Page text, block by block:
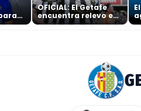
OFICIAL: El Getafe
encuentra relevo en
la medular con